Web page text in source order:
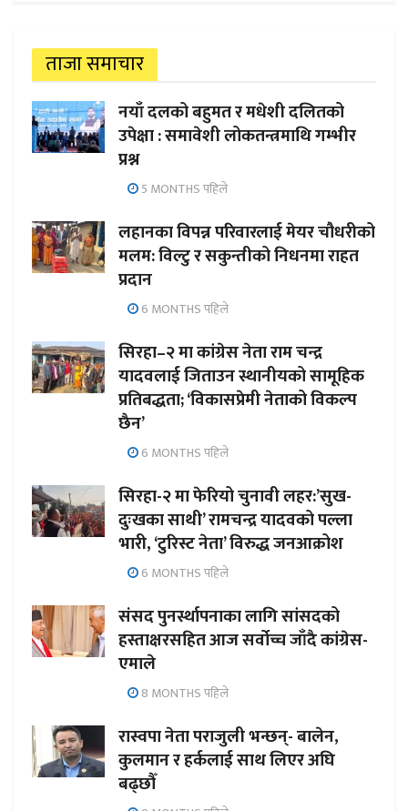
ताजा समाचार
नयाँ दलको बहुमत र मधेशी दलितको
उपेक्षा : समावेशी लोकतन्त्रमाथि गम्भीर
प्रश्न
5 MONTHS पहिले
लहानका विपन्न परिवारलाई मेयर चौधरीको
मलम: विल्टु र सकुन्तीको निधनमा राहत
प्रदान
6 MONTHS पहिले
सिरहा–२ मा कांग्रेस नेता राम चन्द्र
यादवलाई जिताउन स्थानीयको सामूहिक
प्रतिबद्धता; ‘विकासप्रेमी नेताको विकल्प
छैन’
6 MONTHS पहिले
सिरहा-२ मा फेरियो चुनावी लहर:’सुख-
दुःखका साथी’ रामचन्द्र यादवको पल्ला
भारी, ‘टुरिस्ट नेता’ विरुद्ध जनआक्रोश
6 MONTHS पहिले
संसद पुनर्स्थापनाका लागि सांसदको
हस्ताक्षरसहित आज सर्वोच्च जाँदै कांग्रेस-
एमाले
8 MONTHS पहिले
रास्वपा नेता पराजुली भन्छन्- बालेन,
कुलमान र हर्कलाई साथ लिएर अघि
बढ्छौँ